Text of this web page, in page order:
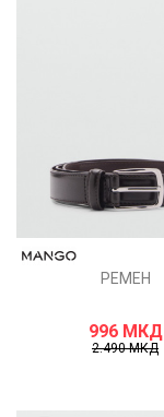
РЕМЕН
996 МКД
2.490МКД